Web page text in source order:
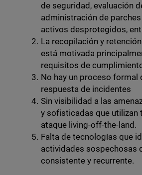
de seguridad, evaluación
administración de
activos desprotegidos,
La recopilación y
está motivada
requisitos de
No hay un proceso formal
respuesta de incidentes
Sin visibilidad a las
y sofisticadas que utilizan
ataque living-off-the-land.
Falta de tecnologías que
actividades sospechosas
consistente y recurrente.